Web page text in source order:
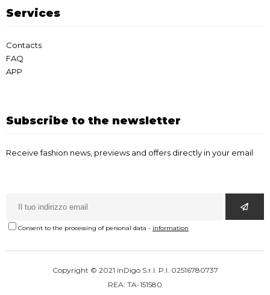
Services
Contacts
FAQ
APP
Subscribe to the newsletter
Receive fashion news, previews and offers directly in your email
Consent to the processing of personal data - information
Copyright © 2021 inDigo S.r.l. P.I. 02516780737
REA: TA-151580